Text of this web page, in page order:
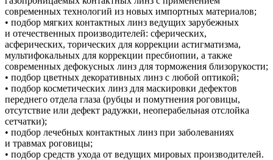
современных технологий из новых импортных материалов;
• подбор мягких контактных линз ведущих зарубежных
и отечественных производителей: сферических,
асферических, торических для коррекции астигматизма,
мультифокальных для коррекции пресбиопии, а также
современных дефокусных линз для торможения близорукости;
• подбор цветных декоративных линз с любой оптикой;
• подбор косметических линз для маскировки дефектов
переднего отдела глаза (рубцы и помутнения роговицы,
отсутствие или дефект радужки, неоперабельная отслойка
сетчатки);
• подбор лечебных контактных линз при заболеваниях
и травмах роговицы;
• подбор средств ухода от ведущих мировых производителей.